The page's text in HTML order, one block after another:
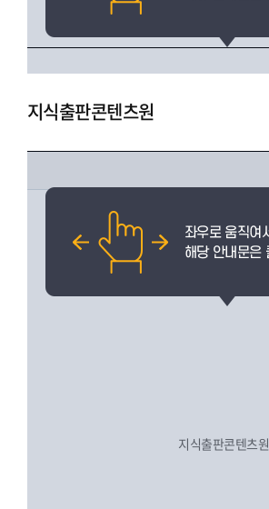
지식출판콘텐츠원
지식출판콘텐츠원